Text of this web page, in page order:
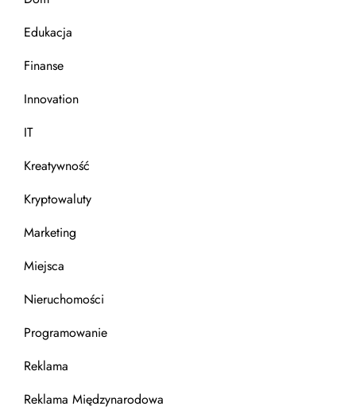
Edukacja
Finanse
Innovation
IT
Kreatywność
Kryptowaluty
Marketing
Miejsca
Nieruchomości
Programowanie
Reklama
Reklama Międzynarodowa